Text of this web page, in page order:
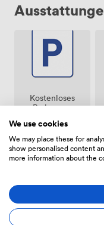
Kostenloses
Parken auf
Grundstück
We use cookies
We may place these for
show personalised content
more information about the